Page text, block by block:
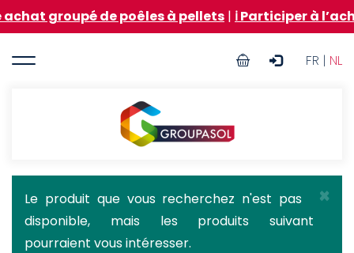
Aller
au
principal
de poêles à pellets|ℹ️ Participer à l’achat
FR | NL
User
Groupasol
×
Message
d'état
Le produit que vous recherchez n'est pas
disponible, mais les produits suivant
pourraient vous intéresser.